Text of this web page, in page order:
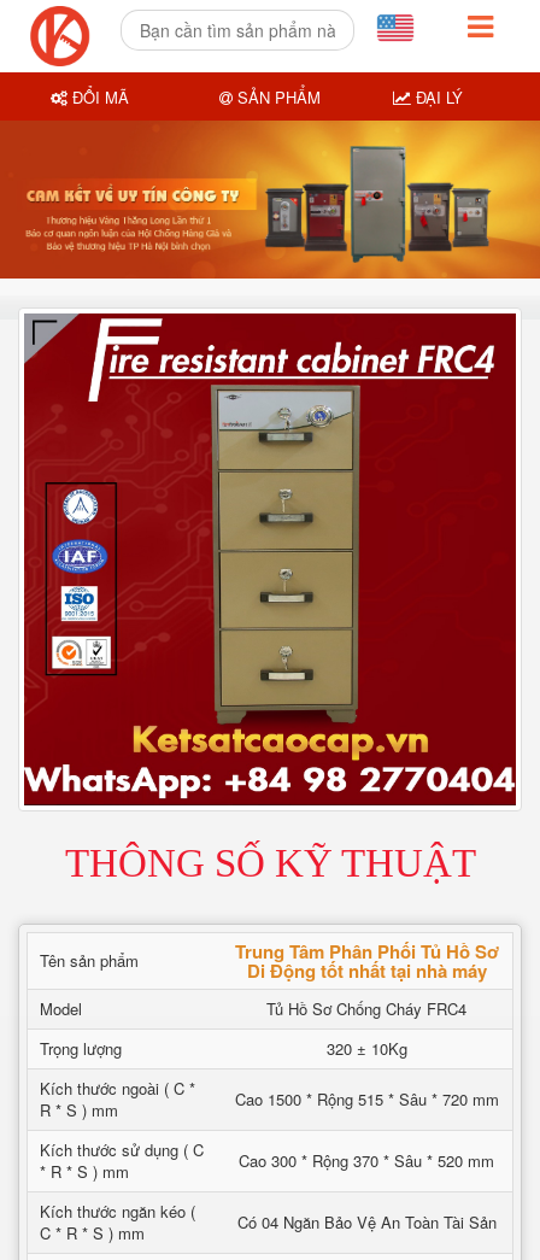
THÔNG SỐ KỸ THUẬT
Tên sản phẩm Trung Tâm Phân Phối Tủ Hồ Sơ
Di Động tốt nhất tại nhà máy
Model
Tủ Hồ Sơ Chống Cháy FRC4
Trọng lượng
320 ± 10Kg
Kích thước ngoài ( C *
R * S ) mm
Cao 1500 * Rộng 515 * Sâu * 720 mm
Kích thước sử dụng ( C
* R * S ) mm
Cao 300 * Rộng 370 * Sâu * 520 mm
Kích thước ngăn kéo (
C * R * S ) mm
Có 04 Ngăn Bảo Vệ An Toàn Tài Sản
ĐỔI MÃ SẢN PHẨM ĐẠI LÝ